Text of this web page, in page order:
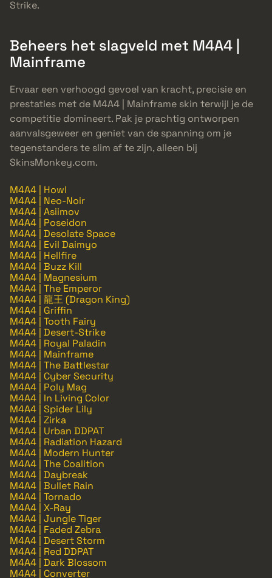
Strike.
Beheers het slagveld met M4A4 |
Mainframe
Ervaar een verhoogd gevoel van kracht, precisie en
prestaties met de M4A4 | Mainframe skin terwijl je de
competitie domineert. Pak je prachtig ontworpen
aanvalsgeweer en geniet van de spanning om je
tegenstanders te slim af te zijn, alleen bij
SkinsMonkey.com.
M4A4 | Howl
M4A4 | Neo-Noir
M4A4 | Asiimov
M4A4 | Poseidon
M4A4 | Desolate Space
M4A4 | Evil Daimyo
M4A4 | Hellfire
M4A4 | Buzz Kill
M4A4 | Magnesium
M4A4 | The Emperor
M4A4 | 龍王 (Dragon King)
M4A4 | Griffin
M4A4 | Tooth Fairy
M4A4 | Desert-Strike
M4A4 | Royal Paladin
M4A4 | Mainframe
M4A4 | The Battlestar
M4A4 | Cyber Security
M4A4 | Poly Mag
M4A4 | In Living Color
M4A4 | Spider Lily
M4A4 | Zirka
M4A4 | Urban DDPAT
M4A4 | Radiation Hazard
M4A4 | Modern Hunter
M4A4 | The Coalition
M4A4 | Daybreak
M4A4 | Bullet Rain
M4A4 | Tornado
M4A4 | X-Ray
M4A4 | Jungle Tiger
M4A4 | Faded Zebra
M4A4 | Desert Storm
M4A4 | Red DDPAT
M4A4 | Dark Blossom
M4A4 | Converter